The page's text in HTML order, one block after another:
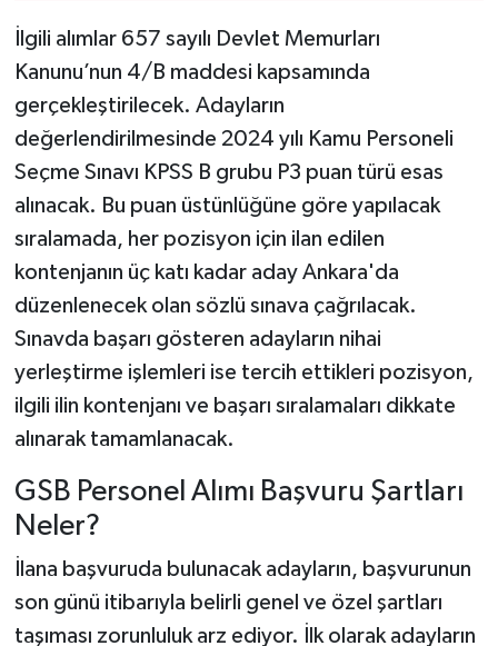
İlgili alımlar 657 sayılı Devlet Memurları
Kanunu’nun 4/B maddesi kapsamında
gerçekleştirilecek. Adayların
değerlendirilmesinde 2024 yılı Kamu Personeli
Seçme Sınavı KPSS B grubu P3 puan türü esas
alınacak. Bu puan üstünlüğüne göre yapılacak
sıralamada, her pozisyon için ilan edilen
kontenjanın üç katı kadar aday Ankara'da
düzenlenecek olan sözlü sınava çağrılacak.
Sınavda başarı gösteren adayların nihai
yerleştirme işlemleri ise tercih ettikleri pozisyon,
ilgili ilin kontenjanı ve başarı sıralamaları dikkate
alınarak tamamlanacak.
GSB Personel Alımı Başvuru Şartları
Neler?
İlana başvuruda bulunacak adayların, başvurunun
son günü itibarıyla belirli genel ve özel şartları
taşıması zorunluluk arz ediyor. İlk olarak adayların